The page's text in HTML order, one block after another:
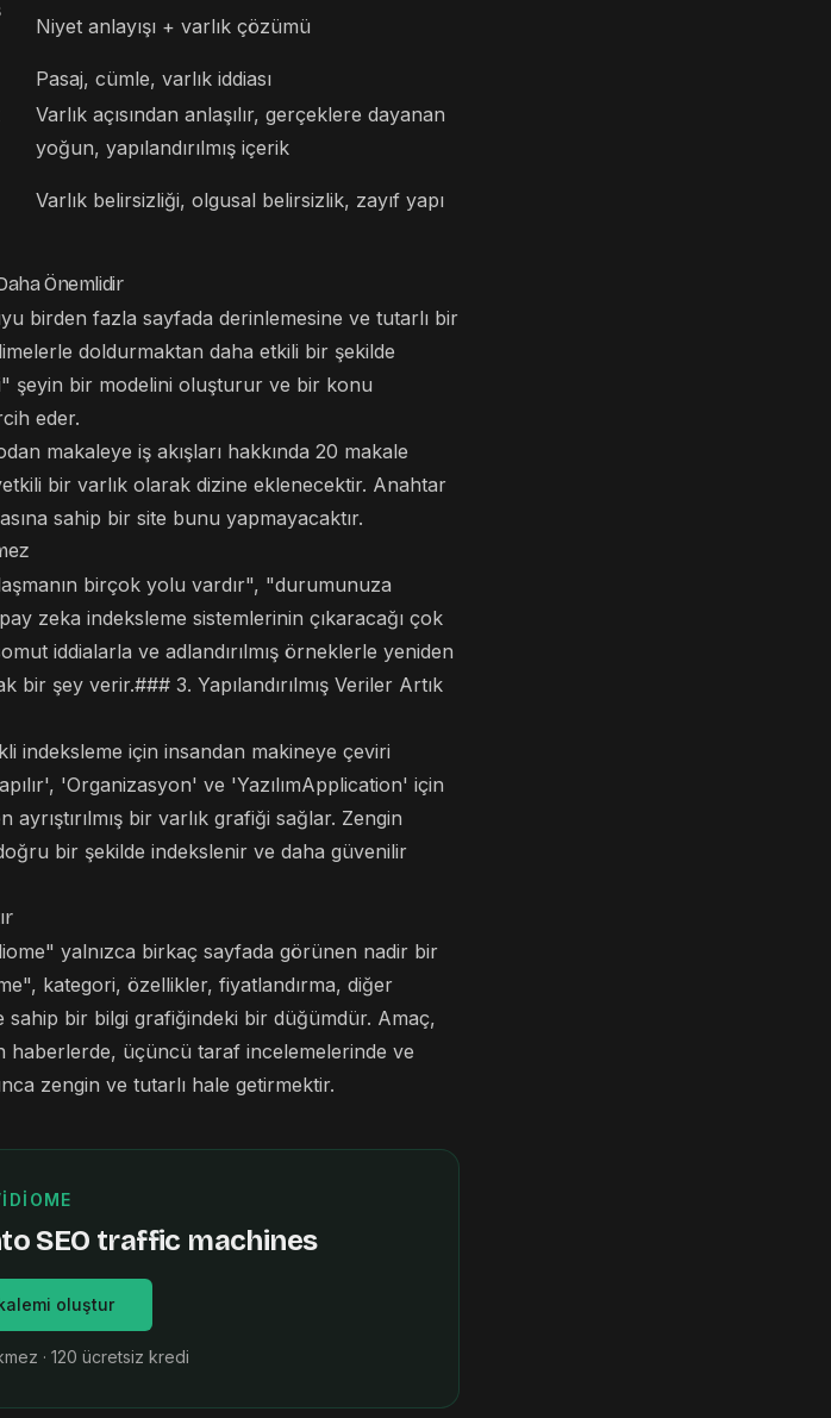
Niyet anlayışı + varlık çözümü
Pasaj, cümle, varlık iddiası
Varlık açısından anlaşılır, gerçeklere dayanan
yoğun, yapılandırılmış içerik
Varlık belirsizliği, olgusal belirsizlik, zayıf yapı
Önemlidir
birden fazla sayfada derinlemesine ve tutarlı bir
doldurmaktan daha etkili bir şekilde
şeyin bir modelini oluşturur ve bir konu
eder.
makaleye iş akışları hakkında 20 makale
bir varlık olarak dizine eklenecektir. Anahtar
sahip bir site bunu yapmayacaktır.
birçok yolu vardır", "durumunuza
zeka indeksleme sistemlerinin çıkaracağı çok
iddialarla ve adlandırılmış örneklerle yeniden
bir şey verir.### 3. Yapılandırılmış Veriler Artık
indeksleme için insandan makineye çeviri
'Organizasyon' ve 'YazılımApplication' için
ayrıştırılmış bir varlık grafiği sağlar. Zengin
bir şekilde indekslenir ve daha güvenilir
yalnızca birkaç sayfada görünen nadir bir
kategori, özellikler, fiyatlandırma, diğer
sahip bir bilgi grafiğindeki bir düğümdür. Amaç,
haberlerde, üçüncü taraf incelemelerinde ve
zengin ve tutarlı hale getirmektir.
SEO traffic machines
oluştur
· 120 ücretsiz kredi